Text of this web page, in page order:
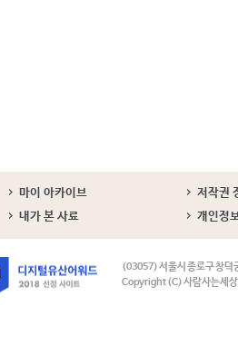
마이 아카이브
저작권
내가 본 사료 개인정
(03057) 서울시 종로구 창덕
Copyright (C) 사람사는세